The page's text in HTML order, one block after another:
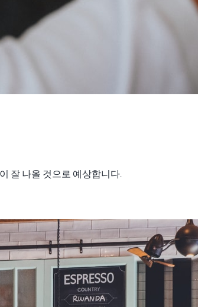
잘 나올 것으로 예상합니다.